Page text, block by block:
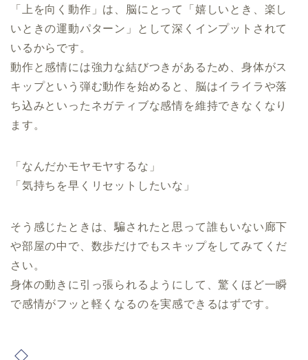
「上を向く動作」は、脳にとって「嬉しいとき、楽し
いときの運動パターン」として深くインプットされて
いるからです。
動作と感情には強力な結びつきがあるため、身体がス
キップという弾む動作を始めると、脳はイライラや落
ち込みといったネガティブな感情を維持できなくなり
ます。
「なんだかモヤモヤするな」
「気持ちを早くリセットしたいな」
そう感じたときは、騙されたと思って誰もいない廊下
や部屋の中で、数歩だけでもスキップをしてみてくだ
さい。
身体の動きに引っ張られるようにして、驚くほど一瞬
で感情がフッと軽くなるのを実感できるはずです。